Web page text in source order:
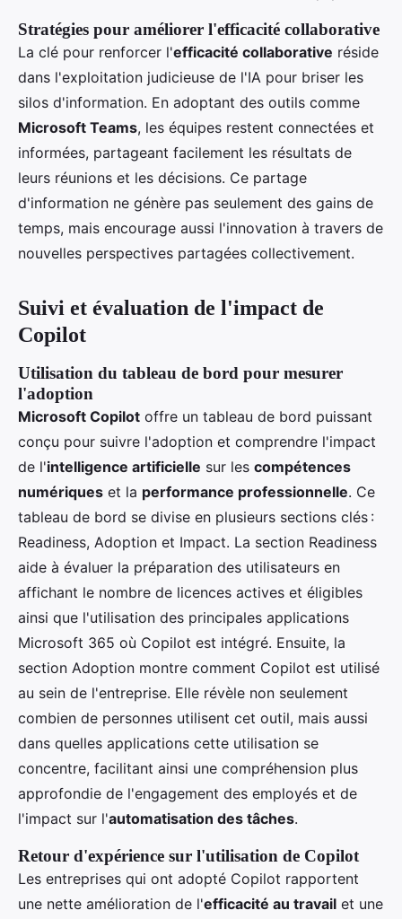
Stratégies pour améliorer l'efficacité collaborative
La clé pour renforcer l'efficacité collaborative réside
dans l'exploitation judicieuse de l'IA pour briser les
silos d'information. En adoptant des outils comme
Microsoft Teams, les équipes restent connectées et
informées, partageant facilement les résultats de
leurs réunions et les décisions. Ce partage
d'information ne génère pas seulement des gains de
temps, mais encourage aussi l'innovation à travers de
nouvelles perspectives partagées collectivement.
Suivi et évaluation de l'impact de
Copilot
Utilisation du tableau de bord pour mesurer
l'adoption
Microsoft Copilot offre un tableau de bord puissant
conçu pour suivre l'adoption et comprendre l'impact
de l'intelligence artificielle sur les compétences
numériques et la performance professionnelle. Ce
tableau de bord se divise en plusieurs sections clés :
Readiness, Adoption et Impact. La section Readiness
aide à évaluer la préparation des utilisateurs en
affichant le nombre de licences actives et éligibles
ainsi que l'utilisation des principales applications
Microsoft 365 où Copilot est intégré. Ensuite, la
section Adoption montre comment Copilot est utilisé
au sein de l'entreprise. Elle révèle non seulement
combien de personnes utilisent cet outil, mais aussi
dans quelles applications cette utilisation se
concentre, facilitant ainsi une compréhension plus
approfondie de l'engagement des employés et de
l'impact sur l'automatisation des tâches.
Retour d'expérience sur l'utilisation de Copilot
Les entreprises qui ont adopté Copilot rapportent
une nette amélioration de l'efficacité au travail et une